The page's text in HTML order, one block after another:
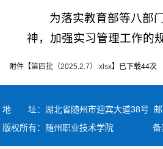
为落实教育部等八部
神，加强实习管理工作的
附件【第四批（2025.2.7）.xlsx】已下载44次
地 址：湖北省随州市迎宾大道38号 邮
版权所有：随州职业技术学院 备案